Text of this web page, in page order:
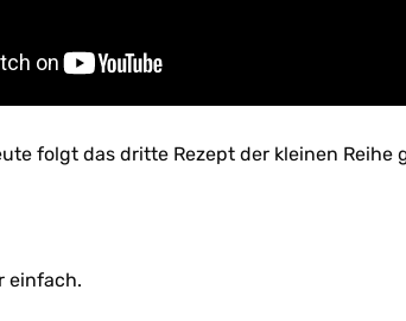
folgt das dritte Rezept der kleinen Reihe
einfach.